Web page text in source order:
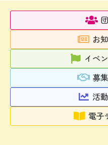
お
イベ
募
活
電子